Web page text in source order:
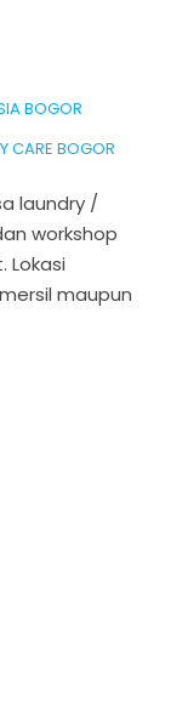
BOGOR
CARE BOGOR
laundry /
workshop
Lokasi
maupun